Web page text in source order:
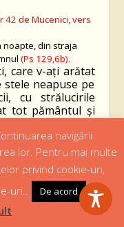
42 de Mucenici, vers
noapte, din straja
(Ps 129,6b).
care v-ați arătat
neapuse pe
cu strălucirile
tot pământul și
cea veșnică.
vă pe voi buni
cu credință
.
mântuire la El; şi
lui
(Ps 129,7-8).
navigării
lor. Pentru mai multe
privind cookie-uri,
uri..
De acord